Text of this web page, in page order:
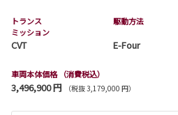
トランス
ミッション
CVT
駆動方法
E-Four
車両本体価格 （消費税込）
3,496,900 円 （税抜 3,179,000 円）